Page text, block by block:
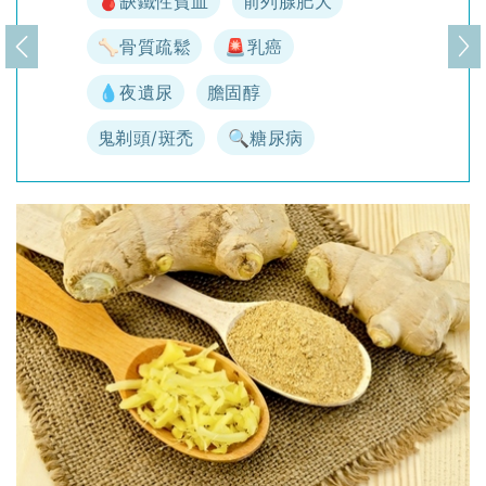
🦴骨質疏鬆 🚨乳癌
💧夜遺尿 膽固醇
鬼剃頭/斑禿 🔍糖尿病
上一頁 下